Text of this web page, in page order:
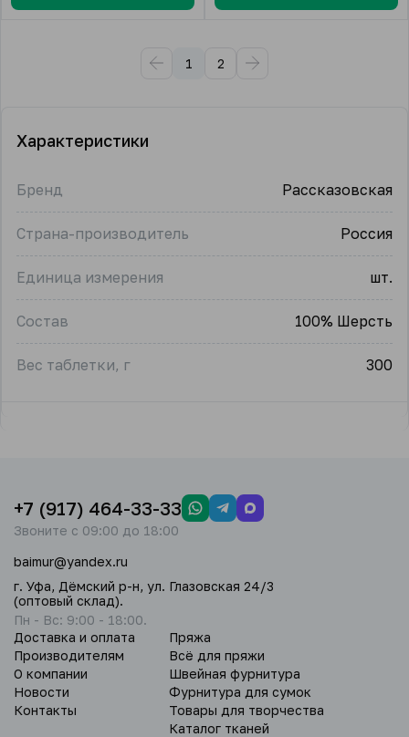
1 2
Характеристики
Бренд Рассказовская
Страна-производитель Россия
Единица измерения шт.
Состав 100% Шерсть
Вес таблетки, г 300
Доставка и оплата
Производителям
О компании
Новости
Контакты
Пряжа
Всё для пряжи
Швейная фурнитура
Фурнитура для сумок
Товары для творчества
Каталог тканей
+7 (917) 464-33-33
Звоните с 09:00 до 18:00
baimur@yandex.ru
г. Уфа, Дёмский р-н, ул. Глазовская 24/3
(оптовый склад).
Пн - Вс: 9:00 - 18:00.